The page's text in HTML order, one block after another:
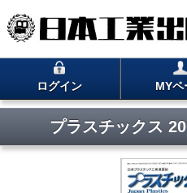
ログイン MYペ
プラスチックス